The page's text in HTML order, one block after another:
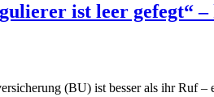
ist leer gefegt“
(BU) ist besser als ihr Ruf